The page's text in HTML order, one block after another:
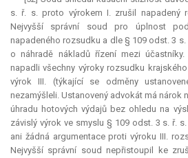
s. ř. s. proto výrokem I. zrušil napadený
Nejvyšší správní soud pro úplnost
napadeného rozsudku a dle § 109 odst. 3 s.
o náhradě nákladů řízení mezi
napadli všechny výroky rozsudku
výrok III. (týkající se odměny
nezamýšleli. Ustanovený advokát má nárok
úhradu hotových výdajů bez ohledu na
závislý výrok ve smyslu § 109 odst. 3 s. ř.
ani žádná argumentace proti výroku III.
Nejvyšší správní soud nepřistoupil ke